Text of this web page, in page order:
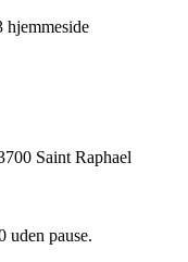
hjemmeside
Saint Raphael
uden pause.